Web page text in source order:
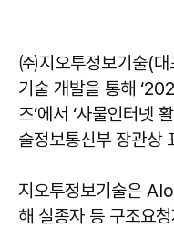
㈜지오투정보기술(대
기술 개발을 통해
즈’에서 ‘사물인터넷
술정보통신부 장관상
지오투정보기술은
해 실종자 등 구조요